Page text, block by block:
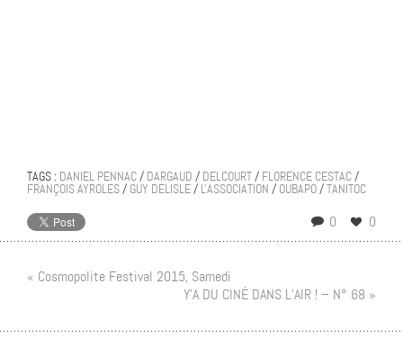
TAGS : DANIEL PENNAC/ DARGAUD / DELCOURT/ FLORENCE CESTAC/
FRANÇOIS AYROLES/ GUY DELISLE/ L'ASSOCIATION / OUBAPO/TANITOC
0 0
« Cosmopolite Festival 2015, Samedi
Y’A DU CINÉ DANS L’AIR ! – N° 68 »